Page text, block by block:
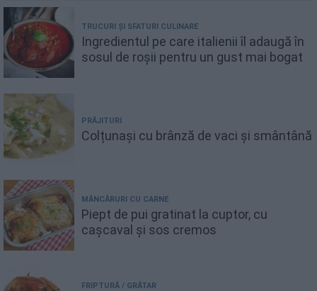
TRUCURI ȘI SFATURI CULINARE
Ingredientul pe care italienii îl adaugă în
sosul de roșii pentru un gust mai bogat
PRĂJITURI
Colțunași cu brânză de vaci și smântână
MÂNCĂRURI CU CARNE
Piept de pui gratinat la cuptor, cu
cașcaval și sos cremos
FRIPTURĂ / GRĂTAR